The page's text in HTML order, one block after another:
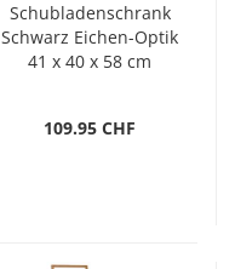
Schubladenschrank
Schwarz Eichen-Optik
41 x 40 x 58 cm
109.95 CHF